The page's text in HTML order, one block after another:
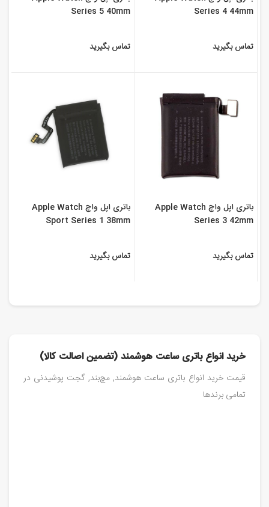
Series 4 44mm
تماس بگیرید
Series 5 40mm
تماس بگیرید
باتری اپل واچ Apple Watch
Series 3 42mm
تماس بگیرید
باتری اپل واچ Apple Watch
Sport Series 1 38mm
تماس بگیرید
خرید انواع باتری ساعت هوشمند (تضمین اصالت کالا)
قیمت خرید انواع باتری ساعت هوشمند, مچ‌بند, گجت پوشیدنی در
تمامی برند‌ها